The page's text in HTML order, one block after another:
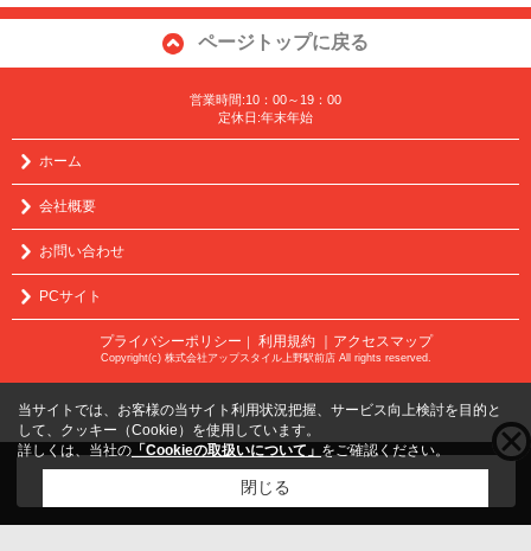
ページトップに戻る
営業時間:10：00～19：00
定休日:年末年始
ホーム
会社概要
お問い合わせ
PCサイト
プライバシーポリシー 利用規約 ｜アクセスマップ
Copyright(c) 株式会社アップスタイル上野駅前店 All rights reserved.
こちらの物件をご覧の方にお勧めな物件
当サイトでは、お客様の当サイト利用状況把握、サービス向上検討を目的と
して、クッキー（Cookie）を使用しています。
詳しくは、当社の 「Cookieの取扱いについて」 をご確認ください。
閉じる